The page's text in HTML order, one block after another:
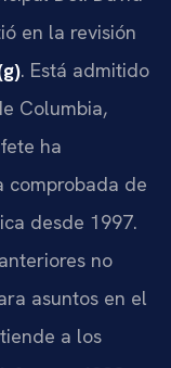
en la revisión
. Está admitido
Columbia,
ha
comprobada de
desde 1997.
no
asuntos en el
a los